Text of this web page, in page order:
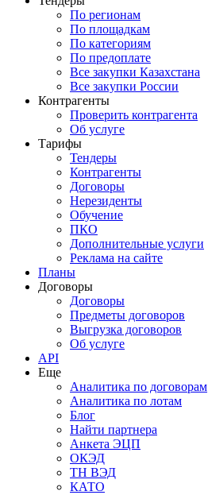
По регионам
По площадкам
По категориям
По предоплате
Все закупки Казахстана
Все закупки России
Контрагенты
Проверить контрагента
Об услуге
Тарифы
Тендеры
Контрагенты
Договоры
Нерезиденты
Обучение
ПКО
Дополнительные услуги
Реклама на сайте
Планы
Договоры
Договоры
Предметы договоров
Выгрузка договоров
Об услуге
API
Еще
Аналитика по договорам
Аналитика по лотам
Блог
Найти партнера
Анкета ЭЦП
ОКЭД
ТН ВЭД
КАТО